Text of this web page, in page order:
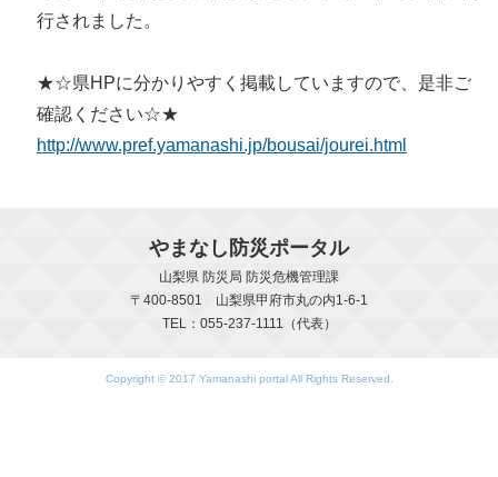
行されました。
★☆県HPに分かりやすく掲載していますので、是非ご
確認ください☆★
http://www.pref.yamanashi.jp/bousai/jourei.html
やまなし防災ポータル
山梨県 防災局 防災危機管理課
〒400-8501 山梨県甲府市丸の内1-6-1
TEL：055-237-1111（代表）
Copyright © 2017 Yamanashi portal All Rights Reserved.